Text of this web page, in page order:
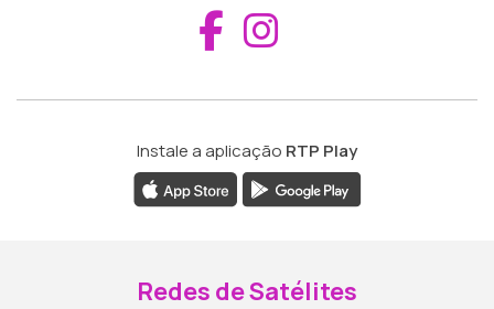
Aceder ao
Instale a aplicação RTP Play
Redes de Satélites